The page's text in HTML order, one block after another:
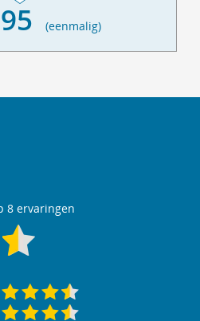
(eenmalig)
8 ervaringen